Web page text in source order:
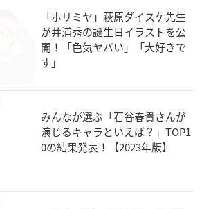
「ホリミヤ」萩原ダイスケ先生
が井浦秀の誕生日イラストを公
開！「色気ヤバい」「大好きで
す」
みんなが選ぶ「石谷春貴さんが
演じるキャラといえば？」TOP1
0の結果発表！【2023年版】